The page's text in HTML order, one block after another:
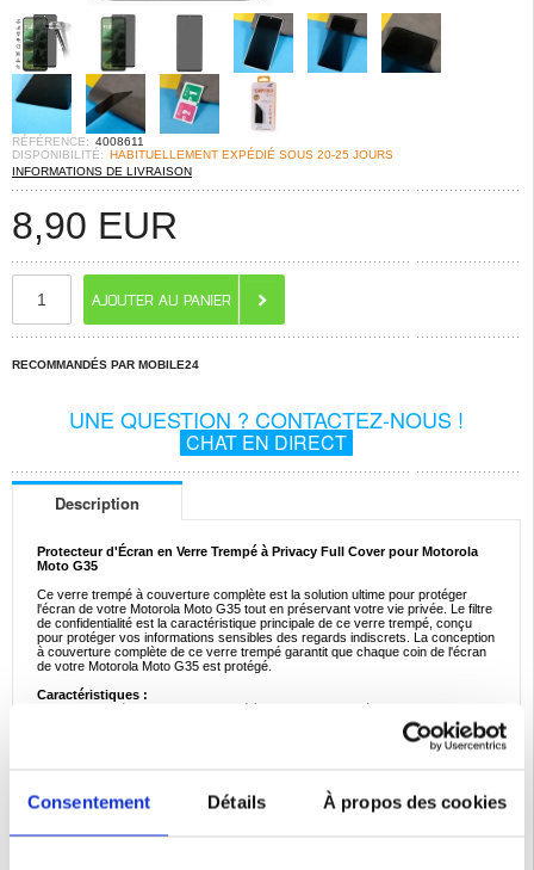
Consentement Détails À propos des cookies
RÉFÉRENCE: 4008611
DISPONIBILITÉ: HABITUELLEMENT EXPÉDIÉ SOUS 20-25 JOURS
INFORMATIONS DE LIVRAISON
8,90 EUR
RECOMMANDÉS PAR MOBILE24
UNE QUESTION ? CONTACTEZ-NOUS !
CHAT EN DIRECT
Description
Protecteur d'Écran en Verre Trempé à Privacy Full Cover pour Motorola
Moto G35
Ce verre trempé à couverture complète est la solution ultime pour protéger
l'écran de votre Motorola Moto G35 tout en préservant votre vie privée. Le filtre
de confidentialité est la caractéristique principale de ce verre trempé, conçu
pour protéger vos informations sensibles des regards indiscrets. La conception
à couverture complète de ce verre trempé garantit que chaque coin de l'écran
de votre Motorola Moto G35 est protégé.
Caractéristiques :
- Protecteur d'écran en verre trempé à couverture complète pour Motorola
- Le filtre de confidentialité empêche les autres de voir votre écran
- Le revêtement oléophobe résiste aux traces de doigts et à l'huile
- Ce protecteur d'écran de confidentialité n'est PAS compatible avec le capteur
* Ce protecteur d'écran en verre trempé ne brouille l'affichage que lorsque vous